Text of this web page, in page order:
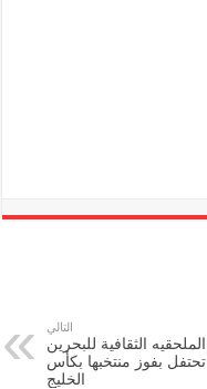
التالي
الثقافية للبحرين
تحتفل بفوز منتخبها بكأس
الخليج